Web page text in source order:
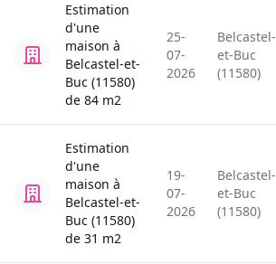
Estimation
d'une
maison à
Belcastel-et-
Buc (11580)
de 84 m2
25-
07-
2026
Belcastel-
et-Buc
(11580)
Estimation
d'une
maison à
Belcastel-et-
Buc (11580)
de 31 m2
19-
07-
2026
Belcastel-
et-Buc
(11580)